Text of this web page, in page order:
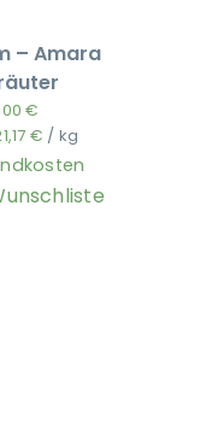
– Amara
€
€ / kg